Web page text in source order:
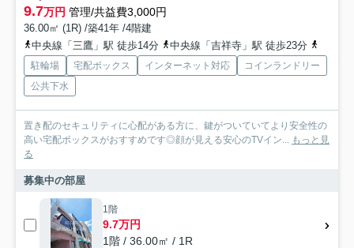
9.7万円 管理/共益費3,000円
36.00㎡ (1R) /築41年 /4階建
中央線「三鷹」駅 徒歩14分
中央線「吉祥寺」駅 徒歩23分
駐輪場 宅配ボックス インターネット対応
コインランドリー
公共下水
置き配のセキュリティに心配がある方に、鍵がついていてより安全性の
高い宅配ボックスがおすすめです◎顔が見える安心のTVイン... もっと見
る
募集中の部屋
1階
9.7万円
1階 / 36.00㎡ / 1R